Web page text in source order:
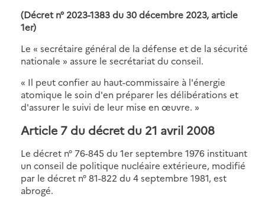
(Décret n° 2023-1383 du 30 décembre 2023, article
1er)
Le « secrétaire général de la défense et de la sécurité
nationale » assure le secrétariat du conseil.
« Il peut confier au haut-commissaire à l'énergie
atomique le soin d'en préparer les délibérations et
d'assurer le suivi de leur mise en œuvre. »
Article 7 du décret du 21 avril 2008
Le décret n° 76-845 du 1er septembre 1976 instituant
un conseil de politique nucléaire extérieure, modifié
par le décret n° 81-822 du 4 septembre 1981, est
abrogé.